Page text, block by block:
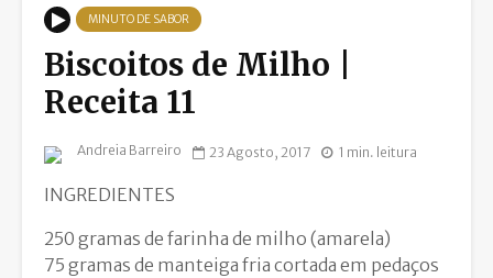
MINUTO DE SABOR
Biscoitos de Milho |
Receita 11
Andreia Barreiro 23 Agosto, 2017 1 min. leitura
INGREDIENTES
250 gramas de farinha de milho (amarela)
75 gramas de manteiga fria cortada em pedaços